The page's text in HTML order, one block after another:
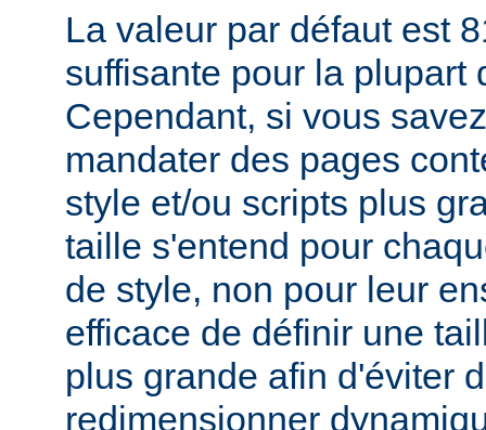
La valeur par défaut est
suffisante pour la plupart
Cependant, si vous
mandater des pages
style et/ou scripts plus
taille s'entend pour
de style, non pour leur
efficace de définir une
plus grande afin d'éviter
redimensionner